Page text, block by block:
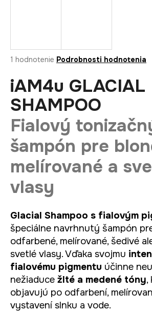
Priemerné
produktu
je
5,0
z
5
hviezdičiek.
1 hodnotenie Podrobnosti hodnotenia
iAM4u GLACIAL
SHAMPOO
Fialový
šampón pre
melírované a
vlasy
Glacial Shampoo s fialovým
špeciálne navrhnutý šampón
odfarbené, melírované, šedivé
svetlé vlasy. Vďaka svojmu
fialovému pigmentu účinne
nežiaduce žlté a medené tóny,
objavujú po odfarbení,
vystavení slnku a vode.
ť
?
HĽADAŤ
O
d
p
o
r
ú
č
a
m
e